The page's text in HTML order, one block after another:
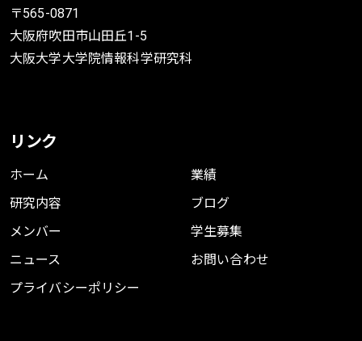
〒565-0871
大阪府吹田市山田丘1-5
大阪大学大学院情報科学研究科
リンク
ホーム
研究内容
メンバー
ニュース
プライバシーポリシー
業績
ブログ
学生募集
お問い合わせ